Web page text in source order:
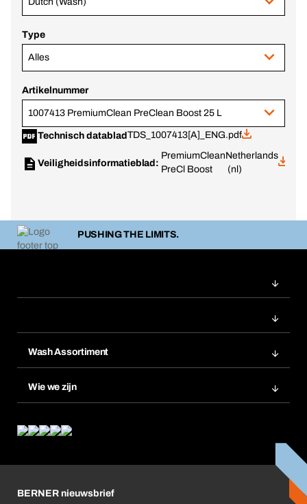
Type
Alles
Artikelnummer
1007413 PremiumClean PreClean Boost 25 L
Technisch datablad TDS_1007413[A]_ENG.pdf
Veiligheidsinformatieblad:
PremiumClean
PreCl Boost
Netherlands
(nl)
PUSHING THE LIMITS.
Wash Assortiment
Wie we zijn
Wat ons drijft
Business Conduct
BERNER nieuwsbrief